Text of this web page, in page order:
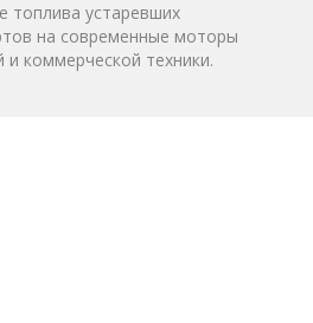
топлива устаревших
на современные моторы
коммерческой техники.